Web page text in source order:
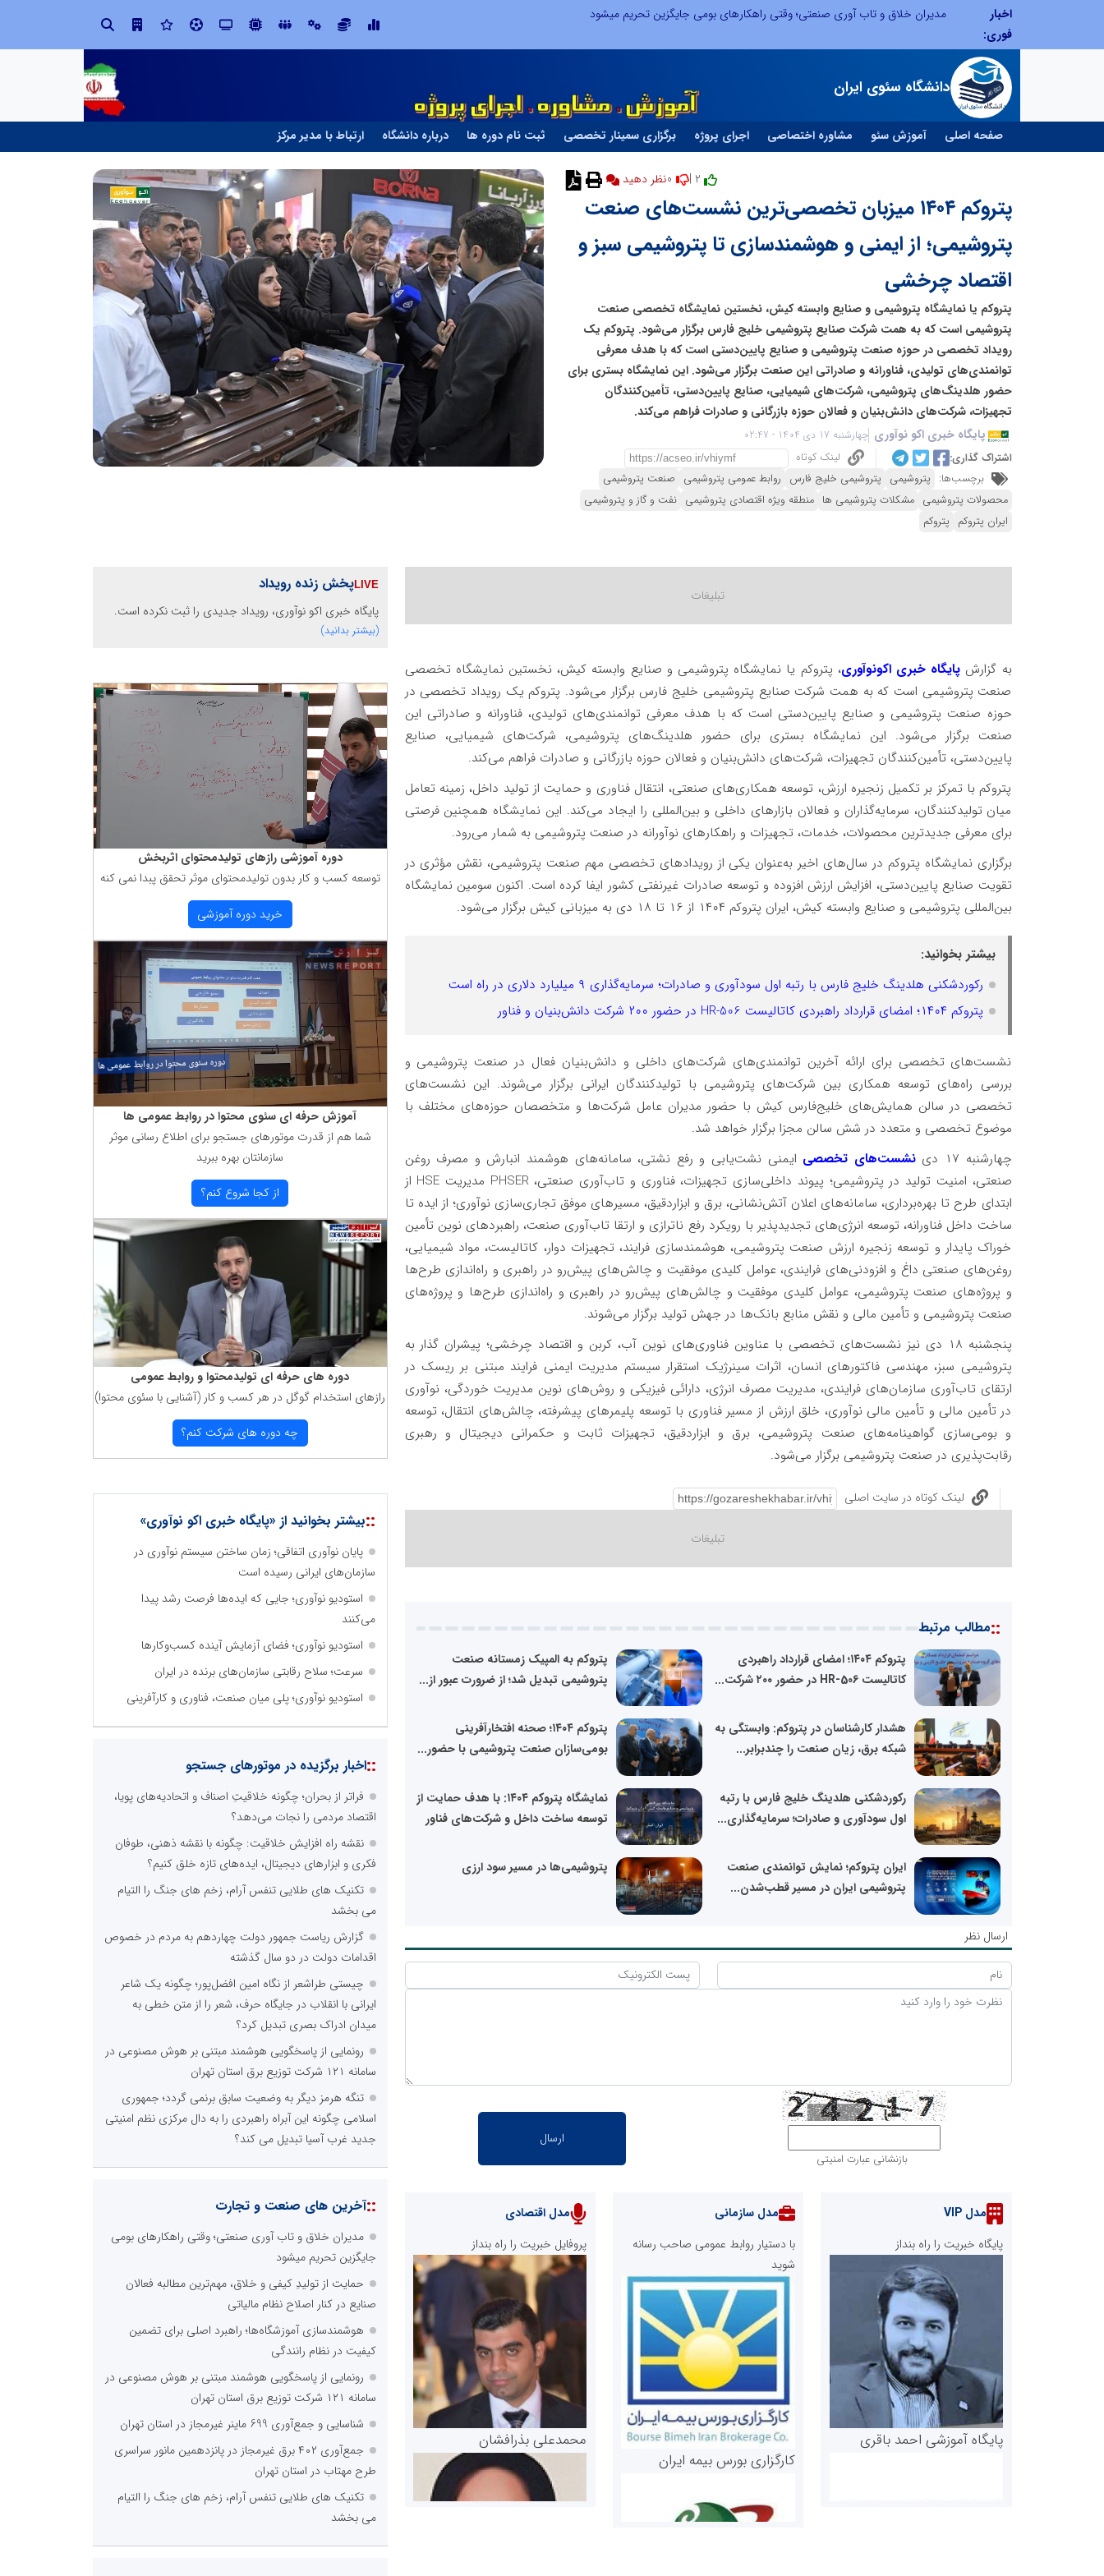
اخبار
فوری:
مدیران خلاق و تاب آوری صنعتی؛ وقتی راهکارهای بومی جایگزین تحریم میشود
دانشگاه سئوی ایران
صفحه اصلی آموزش سئو مشاوره اختصاصی اجرای پروژه برگزاری سمینار تخصصی ثبت نام دوره ها درباره دانشگاه ارتباط با مدیر مرکز
نظر دهید
پتروکم ۱۴۰۴ میزبان تخصصی‌ترین نشست‌های صنعت
پتروشیمی؛ از ایمنی و هوشمندسازی تا پتروشیمی سبز و
اقتصاد چرخشی
پتروکم یا نمایشگاه پتروشیمی و صنایع وابسته کیش، نخستین نمایشگاه تخصصی صنعت
پتروشیمی است که به همت شرکت صنایع پتروشیمی خلیج فارس برگزار می‌شود. پتروکم یک
رویداد تخصصی در حوزه صنعت پتروشیمی و صنایع پایین‌دستی است که با هدف معرفی
توانمندی‌های تولیدی، فناورانه و صادراتی این صنعت برگزار می‌شود. این نمایشگاه بستری برای
حضور هلدینگ‌های پتروشیمی، شرکت‌های شیمیایی، صنایع پایین‌دستی، تأمین‌کنندگان
تجهیزات، شرکت‌های دانش‌بنیان و فعالان حوزه بازرگانی و صادرات فراهم می‌کند.
پایگاه خبری اکو نوآوری چهارشنبه 17 دی 1404 - 02:47
اشتراک گذاری:
لینک کوتاه
برچسب‌ها: پتروشیمی پتروشیمی خلیج فارس روابط عمومی پتروشیمی صنعت پتروشیمی
محصولات پتروشیمی مشکلات پتروشیمی ها منطقه ویژه اقتصادی پتروشیمی نفت و گاز و پتروشیمی
ایران پتروکم پتروکم
به گزارش پایگاه خبری اکونوآوری، پتروکم یا نمایشگاه پتروشیمی و صنایع وابسته کیش، نخستین نمایشگاه تخصصی
صنعت پتروشیمی است که به همت شرکت صنایع پتروشیمی خلیج فارس برگزار می‌شود. پتروکم یک رویداد تخصصی در
حوزه صنعت پتروشیمی و صنایع پایین‌دستی است که با هدف معرفی توانمندی‌های تولیدی، فناورانه و صادراتی این
صنعت برگزار می‌شود. این نمایشگاه بستری برای حضور هلدینگ‌های پتروشیمی، شرکت‌های شیمیایی، صنایع
پایین‌دستی، تأمین‌کنندگان تجهیزات، شرکت‌های دانش‌بنیان و فعالان حوزه بازرگانی و صادرات فراهم می‌کند.
پتروکم با تمرکز بر تکمیل زنجیره ارزش، توسعه همکاری‌های صنعتی، انتقال فناوری و حمایت از تولید داخل، زمینه تعامل
میان تولیدکنندگان، سرمایه‌گذاران و فعالان بازارهای داخلی و بین‌المللی را ایجاد می‌کند. این نمایشگاه همچنین فرصتی
برای معرفی جدیدترین محصولات، خدمات، تجهیزات و راهکارهای نوآورانه در صنعت پتروشیمی به شمار می‌رود.
برگزاری نمایشگاه پتروکم در سال‌های اخیر به‌عنوان یکی از رویدادهای تخصصی مهم صنعت پتروشیمی، نقش مؤثری در
تقویت صنایع پایین‌دستی، افزایش ارزش افزوده و توسعه صادرات غیرنفتی کشور ایفا کرده است. اکنون سومین نمایشگاه
بین‌المللی پتروشیمی و صنایع وابسته کیش، ایران پتروکم ۱۴۰۴ از ۱۶ تا ۱۸ دی به میزبانی کیش برگزار می‌شود.
بیشتر بخوانید:
رکوردشکنی هلدینگ خلیج فارس با رتبه اول سودآوری و صادرات؛ سرمایه‌گذاری ۹ میلیارد دلاری در راه است
پتروکم ۱۴۰۴؛ امضای قرارداد راهبردی کاتالیست HR-506 در حضور ۲۰۰ شرکت دانش‌بنیان و فناور
نشست‌های تخصصی برای ارائه آخرین توانمندی‌های شرکت‌های داخلی و دانش‌بنیان فعال در صنعت پتروشیمی و
بررسی راه‌های توسعه همکاری بین شرکت‌های پتروشیمی با تولیدکنندگان ایرانی برگزار می‌شوند. این نشست‌های
تخصصی در سالن همایش‌های خلیج‌فارس کیش با حضور مدیران عامل شرکت‌ها و متخصصان حوزه‌های مختلف با
موضوع تخصصی و متعدد در شش سالن مجزا برگزار خواهد شد.
چهارشنبه ۱۷ دی
نشست‌های تخصصی ایمنی نشت‌یابی و رفع نشتی، سامانه‌های هوشمند انبارش و مصرف روغن
صنعتی، امنیت تولید در پتروشیمی؛ پیوند داخلی‌سازی تجهیزات، فناوری و تاب‌آوری صنعتی، PHSER مدیریت HSE از
ابتدای طرح تا بهره‌برداری، سامانه‌های اعلان آتش‌نشانی، برق و ابزاردقیق، مسیر‌های موفق تجاری‌سازی نوآوری؛ از ایده تا
ساخت داخل فناورانه، توسعه انرژی‌های تجدیدپذیر با رویکرد رفع ناترازی و ارتقا تاب‌آوری صنعت، راهبرد‌های نوین تأمین
خوراک پایدار و توسعه زنجیره ارزش صنعت پتروشیمی، هوشمندسازی فرایند، تجهیزات دوار، کاتالیست، مواد شیمیایی،
روغن‌های صنعتی داغ و افزودنی‌های فرایندی، عوامل کلیدی موفقیت و چالش‌های پیش‌رو در راهبری و راه‌اندازی طرح‌ها
و پروژه‌های صنعت پتروشیمی، عوامل کلیدی موفقیت و چالش‌های پیش‌رو در راهبری و راه‌اندازی طرح‌ها و پروژه‌های
صنعت پتروشیمی و تأمین مالی و نقش منابع بانک‌ها در جهش تولید برگزار می‌شوند.
پنجشنبه ۱۸ دی نیز نشست‌های تخصصی با عناوین فناوری‌های نوین آب، کربن و اقتصاد چرخشی؛ پیشران گذار به
پتروشیمی سبز، مهندسی فاکتور‌های انسان، اثرات سینرژیک استقرار سیستم مدیریت ایمنی فرایند مبتنی بر ریسک در
ارتقای تاب‌آوری سازمان‌های فرایندی، مدیریت مصرف انرژی، دارائی فیزیکی و روش‌های نوین مدیریت خوردگی، نوآوری
در تأمین مالی و تأمین مالی نوآوری، خلق ارزش از مسیر فناوری با توسعه پلیمر‌های پیشرفته، چالش‌های انتقال، توسعه
و بومی‌سازی گواهینامه‌های صنعت پتروشیمی، برق و ابزاردقیق، تجهیزات ثابت و حکمرانی دیجیتال و رهبری
رقابت‌پذیری در صنعت پتروشیمی برگزار می‌شود.
لینک کوتاه در سایت اصلی
::مطالب مرتبط
پتروکم ۱۴۰۴؛ امضای قرارداد راهبردی
کاتالیست HR-506 در حضور ۲۰۰ شرکت...
پتروکم به المپیک زمستانه صنعت
پتروشیمی تبدیل شد؛ از ضرورت عبور از...
هشدار کارشناسان در پتروکم: وابستگی به
شبکه برق، زیان صنعت را چندبرابر...
پتروکم ۱۴۰۴؛ صحنه افتخارآفرینی
بومی‌سازان صنعت پتروشیمی با حضور...
رکوردشکنی هلدینگ خلیج فارس با رتبه
اول سودآوری و صادرات؛ سرمایه‌گذاری...
نمایشگاه پتروکم ۱۴۰۴: با هدف حمایت از
توسعه ساخت داخل و شرکت‌های فناور
ایران پتروکم؛ نمایش توانمندی صنعت
پتروشیمی ایران در مسیر قطب‌شدن...
پتروشیمی‌ها در مسیر سود ارزی
ارسال نظر
بازنشانی عبارت امنیتی
مدل VIP
پایگاه خبریت را راه بنداز
پایگاه آموزشی احمد باقری
مدل سازمانی
با دستیار روابط عمومی صاحب رسانه
شوید
کارگزاری بورس بیمه ایران
مدل اقتصادی
پروفایل خبریت را راه بنداز
محمدعلی بذرافشان
پخش زنده رویداد
پایگاه خبری اکو نوآوری، رویداد جدیدی را ثبت نکرده است.
(بیشتر بدانید)
دوره آموزشی رازهای تولیدمحتوای اثربخش
توسعه كسب و كار بدون تولیدمحتوای موثر تحقق پبدا نمی كنه
خرید دوره آموزشی
آموزش حرفه ای سئوی محتوا در روابط عمومی ها
شما هم از قدرت موتورهای جستجو برای اطلاع رسانی موثر
سازمانتان بهره ببرید
از كجا شروع كنم؟
دوره های حرفه ای تولیدمحتوا و روابط عمومی
رازهای استخدام گوگل در هر كسب و كار (آشنایی با سئوی محتوا)
چه دوره های شركت كنم؟
::بیشتر بخوانید از «پایگاه خبری اکو نوآوری»
پایان نوآوری اتفاقی؛ زمان ساختن سیستم نوآوری در
سازمان‌های ایرانی رسیده است
استودیو نوآوری؛ جایی که ایده‌ها فرصت رشد پیدا
می‌کنند
استودیو نوآوری؛ فضای آزمایش آینده کسب‌وکارها
سرعت؛ سلاح رقابتی سازمان‌های برنده در ایران
استودیو نوآوری؛ پلی میان صنعت، فناوری و کارآفرینی
::اخبار برگزیده در موتورهای جستجو
فراتر از بحران؛ چگونه خلاقیتِ اصناف و اتحادیه‌های پویا،
اقتصاد مردمی را نجات می‌دهد؟
نقشه راه افزایش خلاقیت: چگونه با نقشه ذهنی، طوفان
فکری و ابزارهای دیجیتال، ایده‌های تازه خلق کنیم؟
تکنیک های طلایی تنفس آرام، زخم های جنگ را التیام
می بخشد
گزارش ریاست جمهور دولت چهاردهم به مردم در خصوص
اقدامات دولت در دو سال گذشته
چیستی طراشعر از نگاه امین افضل‌پور؛ چگونه یک شاعر
ایرانی با انقلاب در جایگاه حرف، شعر را از متن خطی به
میدان ادراک بصری تبدیل کرد؟
رونمایی از پاسخگویی هوشمند مبتنی بر هوش مصنوعی در
سامانه ۱۲۱ شرکت توزیع برق استان تهران
تنگه هرمز دیگر به وضعیت سابق برنمی گردد؛ جمهوری
اسلامی چگونه این آبراه راهبردی را به دال مرکزی نظم امنیتی
جدید غرب آسیا تبدیل می کند؟
::آخرین های صنعت و تجارت
مدیران خلاق و تاب آوری صنعتی؛ وقتی راهکارهای بومی
جایگزین تحریم میشود
حمایت از تولیدِ کیفی و خلاق، مهم‌ترین مطالبه فعالان
صنایع در کنار اصلاح نظام مالیاتی
هوشمندسازی آموزشگاه‌ها؛ راهبرد اصلی برای تضمین
کیفیت در نظام رانندگی
رونمایی از پاسخگویی هوشمند مبتنی بر هوش مصنوعی در
سامانه ۱۲۱ شرکت توزیع برق استان تهران
شناسایی و جمع‌آوری 699 ماینر غیرمجاز در استان تهران
جمع‌آوری ۴۰۲ برق غیرمجاز در پانزدهمین مانور سراسری
طرح مهتاب در استان تهران
تکنیک های طلایی تنفس آرام، زخم های جنگ را التیام
می بخشد